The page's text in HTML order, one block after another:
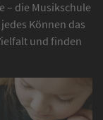
– die Musikschule
Können das
und finden